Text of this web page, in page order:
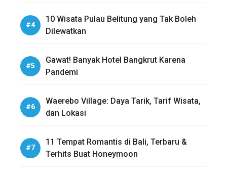
10 Wisata Pulau Belitung yang Tak Boleh
Dilewatkan
Gawat! Banyak Hotel Bangkrut Karena
Pandemi
Waerebo Village: Daya Tarik, Tarif Wisata,
dan Lokasi
11 Tempat Romantis di Bali, Terbaru &
Terhits Buat Honeymoon